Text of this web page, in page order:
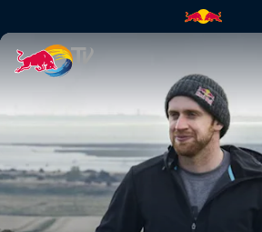
Alles auf